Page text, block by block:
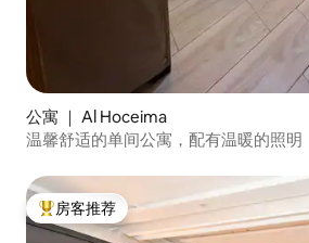
公寓 ｜ Al Hoceima
温馨舒适的单间公寓，配有温暖的照明
热门「房客推荐」
房客推荐